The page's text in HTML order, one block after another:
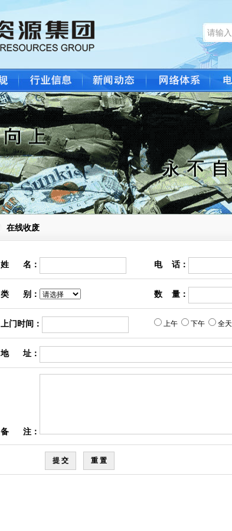
在线收废
姓 名： 电 话：
类 别： 数 量：
上门时间： 上午 下午 全天
地 址：
备 注：